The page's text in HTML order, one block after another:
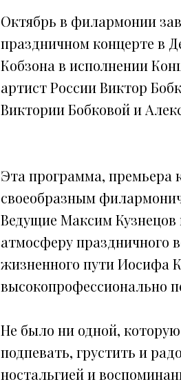
Октябрь в филармонии
праздничном концерте в
Кобзона в исполнении
артист России Виктор
Виктории Бобковой и
Эта программа, премьера
своеобразным
Ведущие Максим
атмосферу праздничного
жизненного пути Иосифа
высокопрофессионально
Не было ни одной,
подпевать, грустить и
ностальгией и